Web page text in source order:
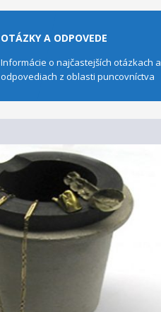
OTÁZKY A ODPOVEDE
Informácie o najčastejších otázkach a
odpovediach z oblasti puncovníctva